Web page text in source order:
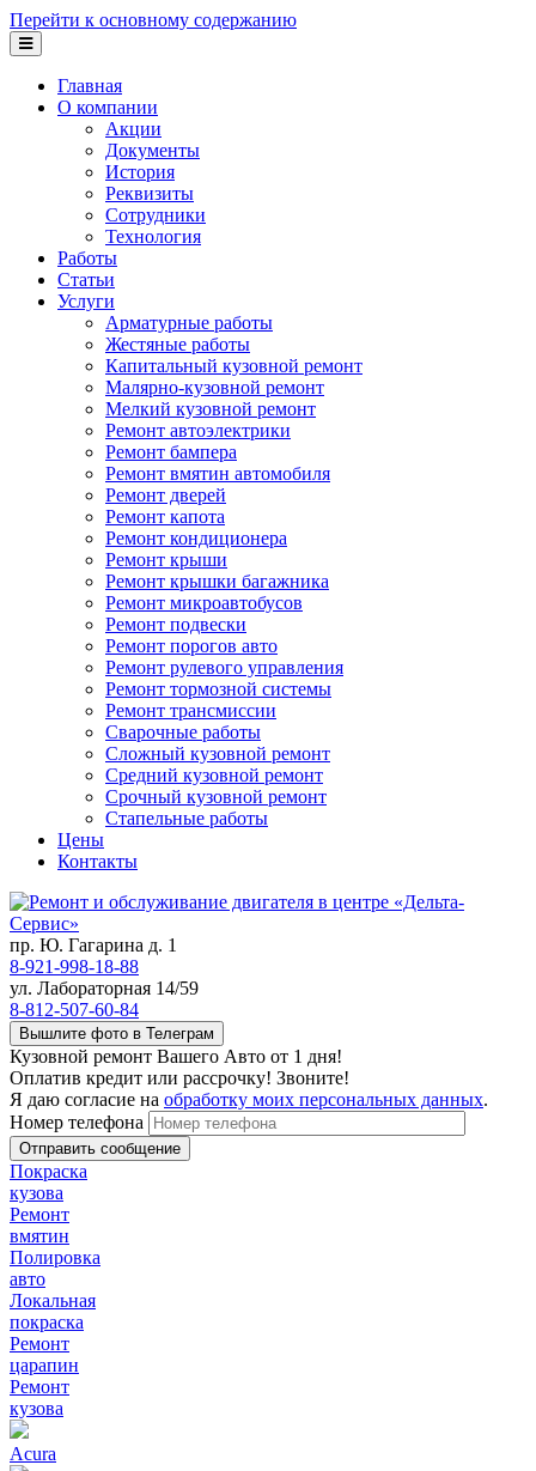
Перейти к основному содержанию
Главная
О компании
Акции
Документы
История
Реквизиты
Сотрудники
Технология
Работы
Статьи
Услуги
Арматурные работы
Жестяные работы
Капитальный кузовной ремонт
Малярно-кузовной ремонт
Мелкий кузовной ремонт
Ремонт автоэлектрики
Ремонт бампера
Ремонт вмятин автомобиля
Ремонт дверей
Ремонт капота
Ремонт кондиционера
Ремонт крыши
Ремонт крышки багажника
Ремонт микроавтобусов
Ремонт подвески
Ремонт порогов авто
Ремонт рулевого управления
Ремонт тормозной системы
Ремонт трансмиссии
Сварочные работы
Сложный кузовной ремонт
Средний кузовной ремонт
Срочный кузовной ремонт
Стапельные работы
Цены
Контакты
пр. Ю. Гагарина д. 1
8-921-998-18-88
ул. Лабораторная 14/59
8-812-507-60-84
Вышлите фото в Телеграм
Кузовной ремонт Вашего Авто от 1 дня!
Оплатив кредит или рассрочку! Звоните!
Я даю согласие на обработку моих персональных данных.
Номер телефона
Покраска
кузова
Ремонт
вмятин
Полировка
авто
Локальная
покраска
Ремонт
царапин
Ремонт
кузова
Acura